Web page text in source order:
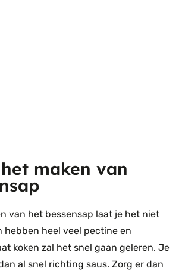
maken van
van het bessensap laat je het niet
hebben heel veel pectine en
koken zal het snel gaan geleren. Je
al snel richting saus. Zorg er dan